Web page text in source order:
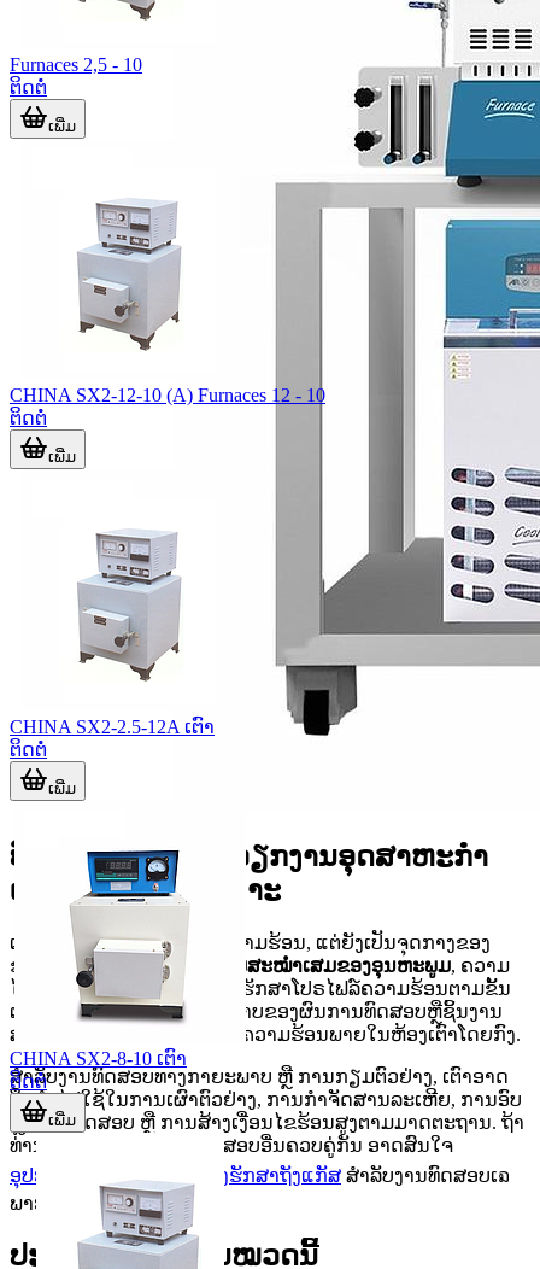
ບົດບາດຂອງເຕົາໃນວຽກງານອຸດສາຫະກຳ
ແລະຫ້ອງປະລິກວິເຄາະ
ເຕົາບໍ່ໄດ້ມີໜ້າທີ່ພຽງແຕ່ໃຫ້ຄວາມຮ້ອນ, ແຕ່ຍັງເປັນຈຸດກາງຂອງ
ຂະບວນການທີ່ຕ້ອງການ
ຄວາມສະໝ່ຳເສມຂອງອຸນຫະພູມ, ຄວາມ
ໄວໃນການອຸ່ນຮ້ອນ ແລະ ການຮັກສາໂປຣໄຟລ໌ຄວາມຮ້ອນຕາມຂັ້ນ
ຕອນ. ໃນຫຼາຍກໍລະນີ ຄຸນນະພາບຂອງຜົນການທົດສອບຫຼືຊິ້ນງານ
ສຳເລັດຈະຂຶ້ນກັບການກະຈາຍຄວາມຮ້ອນພາຍໃນຫ້ອງເຕົາໂດຍກົງ.
ສຳລັບງານທົດສອບທາງກາຍະພາບ ຫຼື ການກຽມຕົວຢ່າງ, ເຕົາອາດ
ຖືກນຳໄປໃຊ້ໃນການເຜົາຕົວຢ່າງ, ການກຳຈັດສານລະເຫີຍ, ການອົບ
ຫຼັງການທົດສອບ ຫຼື ການສ້າງເງື່ອນໄຂຮ້ອນສູງຕາມມາດຕະຖານ. ຖ້າ
ທ່ານກຳລັງປະເມີນລະບົບທົດສອບອື່ນຄວບຄູ່ກັນ ອາດສົນໃຈ
ອຸປະກອນທົດສອບແລະບຳລຸງຮັກສາຖັງແກັສ ສຳລັບງານທົດສອບເຉ
ພາະທາງ.
ປະເພດເຕົາທີ່ພົບໃນໝວດນີ້
Furnaces 2,5 - 10
ຕິດຕໍ່
ເພີ່ມ
CHINA SX2-12-10 (A) Furnaces 12 - 10
ຕິດຕໍ່
ເພີ່ມ
CHINA SX2-2.5-12A ເຕົາ
ຕິດຕໍ່
ເພີ່ມ
CHINA SX2-8-10 ເຕົາ
ຕິດຕໍ່
ເພີ່ມ